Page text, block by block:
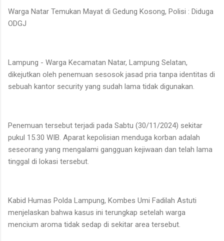
Warga Natar Temukan Mayat di Gedung Kosong, Polisi : Diduga
ODGJ
Lampung - Warga Kecamatan Natar, Lampung Selatan,
dikejutkan oleh penemuan sesosok jasad pria tanpa identitas di
sebuah kantor security yang sudah lama tidak digunakan.
Penemuan tersebut terjadi pada Sabtu (30/11/2024) sekitar
pukul 15.30 WIB. Aparat kepolisian menduga korban adalah
seseorang yang mengalami gangguan kejiwaan dan telah lama
tinggal di lokasi tersebut.
Kabid Humas Polda Lampung, Kombes Umi Fadilah Astuti
menjelaskan bahwa kasus ini terungkap setelah warga
mencium aroma tidak sedap di sekitar area tersebut.